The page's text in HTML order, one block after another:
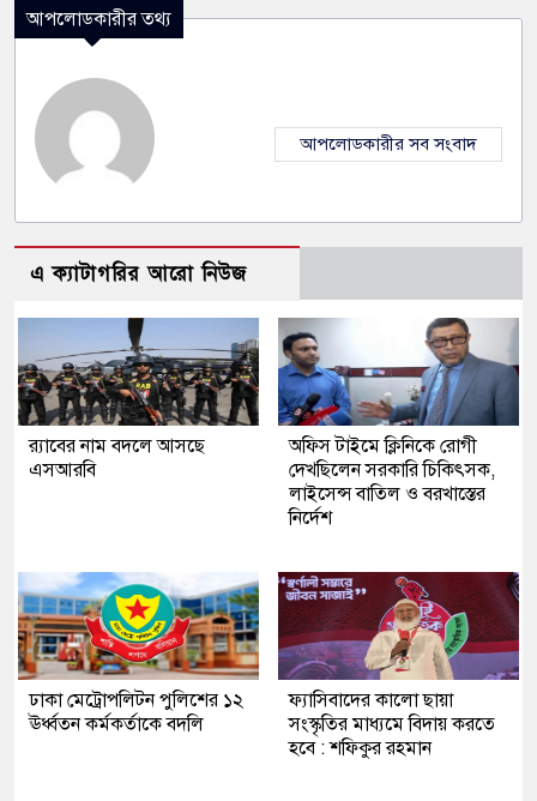
আপলোডকারীর তথ্য
আপলোডকারীর সব সংবাদ
এ ক্যাটাগরির আরো নিউজ
র‍্যাবের নাম বদলে আসছে
এসআরবি
অফিস টাইমে ক্লিনিকে রোগী
দেখছিলেন সরকারি চিকিৎসক,
লাইসেন্স বাতিল ও বরখাস্তের
নির্দেশ
ঢাকা মেট্রোপলিটন পুলিশের ১২
ঊর্ধ্বতন কর্মকর্তাকে বদলি
ফ্যাসিবাদের কালো ছায়া
সংস্কৃতির মাধ্যমে বিদায় করতে
হবে : শফিকুর রহমান